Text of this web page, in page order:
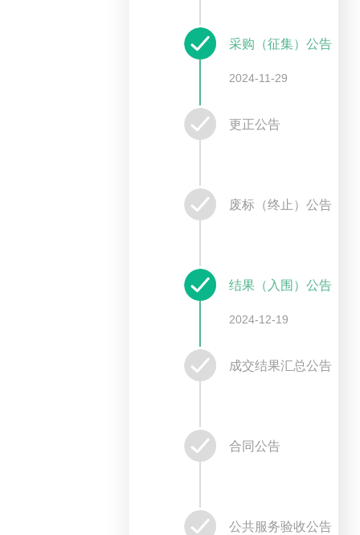
采购（征集）公告
2024-11-29
更正公告
废标（终止）公告
结果（入围）公告
2024-12-19
成交结果汇总公告
合同公告
公共服务验收公告